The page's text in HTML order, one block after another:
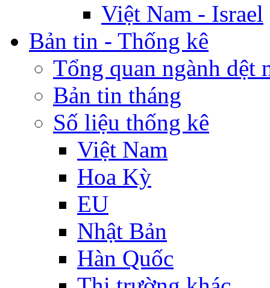
Việt Nam - Israel
Bản tin - Thống kê
Tổng quan ngành dệt
Bản tin tháng
Số liệu thống kê
Việt Nam
Hoa Kỳ
EU
Nhật Bản
Hàn Quốc